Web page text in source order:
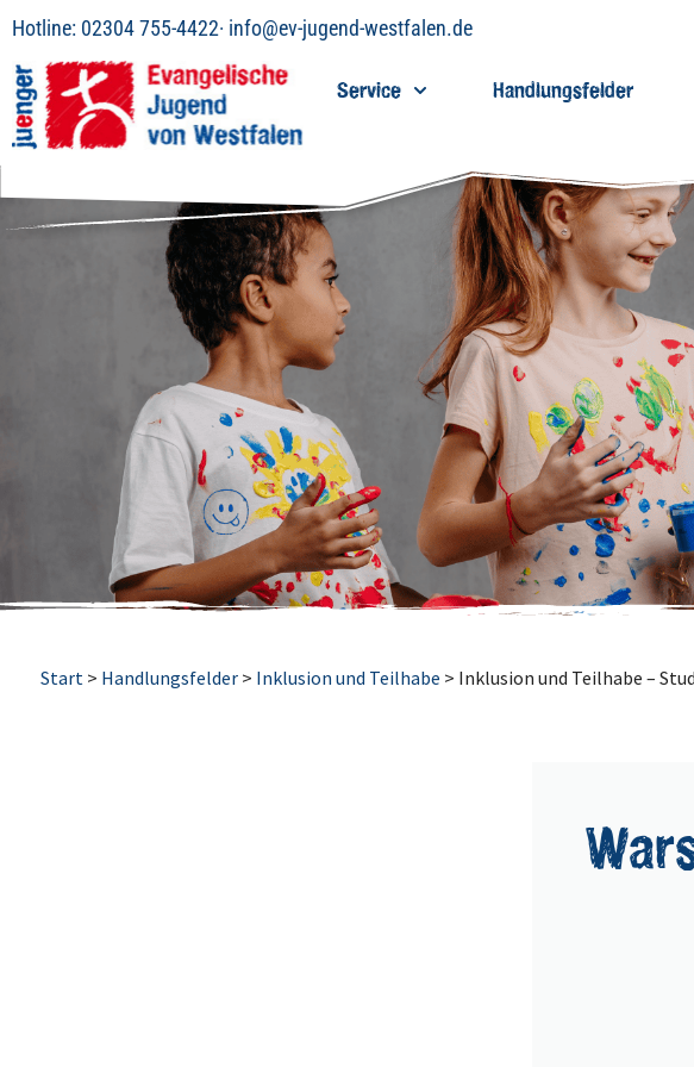
springen
Hotline: 02304 755-4422· info@ev-jugend-westfalen.de
Service Handlungsfelder
Start> Handlungsfelder> Inklusion und Teilhabe > Inklusion und Teilhabe –